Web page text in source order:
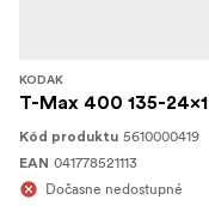
KODAK
T-Max 400 135-24x1
Kód produktu 5610000419
EAN 041778521113
Dočasne nedostupné